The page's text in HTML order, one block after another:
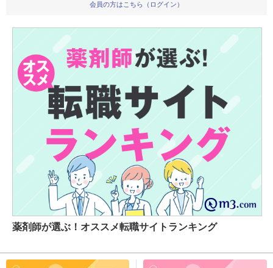
会員の方はこちら（ログイン）
薬剤師が選ぶ！オススメ転職サイトランキング